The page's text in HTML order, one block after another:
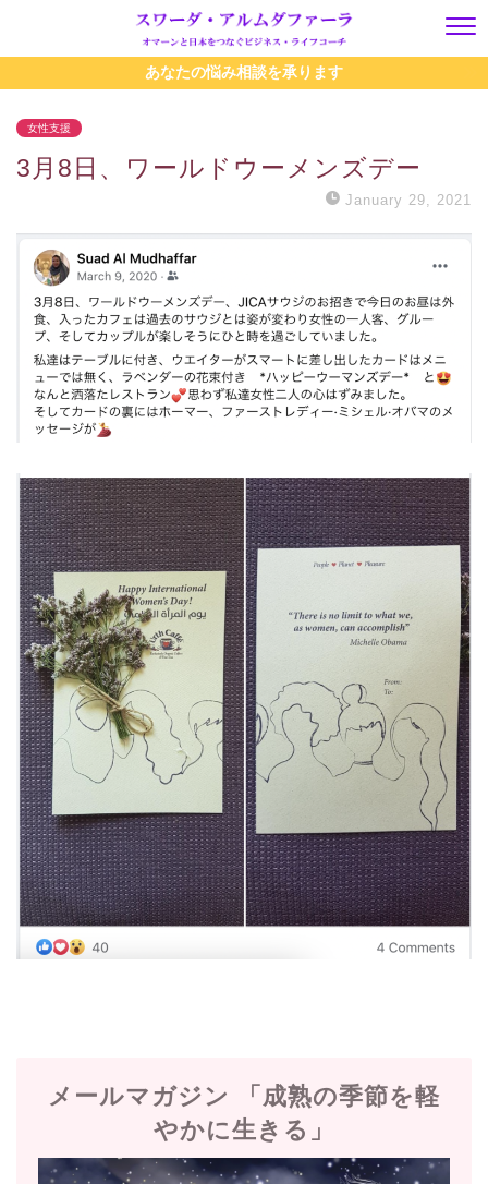
あなたの悩み相談を承ります
女性支援
3月8日、ワールドウーメンズデー
January 29, 2021
メールマガジン 「成熟の季節を軽
やかに生きる」